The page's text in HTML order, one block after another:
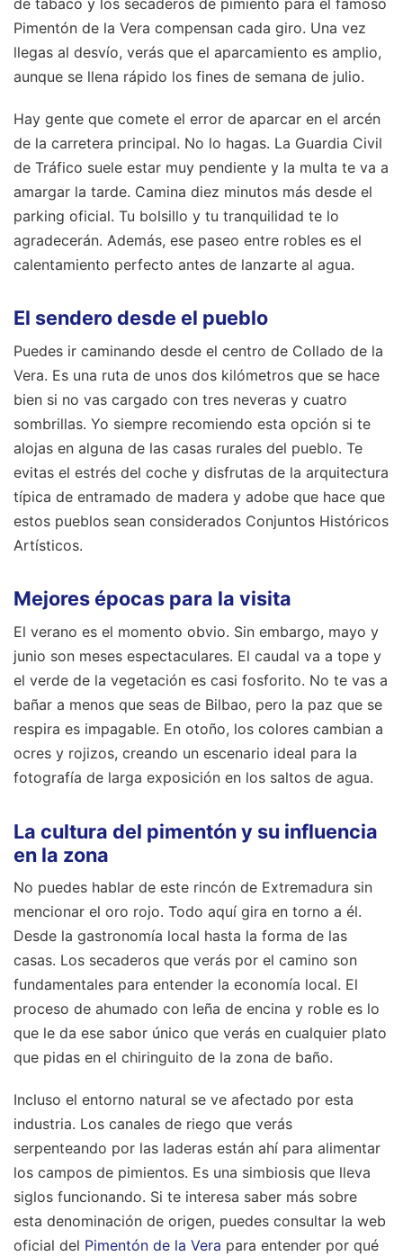
Pimentón de la Vera compensan cada giro. Una vez
llegas al desvío, verás que el aparcamiento es amplio,
aunque se llena rápido los fines de semana de julio.
Hay gente que comete el error de aparcar en el arcén
de la carretera principal. No lo hagas. La Guardia Civil
de Tráfico suele estar muy pendiente y la multa te va a
amargar la tarde. Camina diez minutos más desde el
parking oficial. Tu bolsillo y tu tranquilidad te lo
agradecerán. Además, ese paseo entre robles es el
calentamiento perfecto antes de lanzarte al agua.
El sendero desde el pueblo
Puedes ir caminando desde el centro de Collado de la
Vera. Es una ruta de unos dos kilómetros que se hace
bien si no vas cargado con tres neveras y cuatro
sombrillas. Yo siempre recomiendo esta opción si te
alojas en alguna de las casas rurales del pueblo. Te
evitas el estrés del coche y disfrutas de la arquitectura
típica de entramado de madera y adobe que hace que
estos pueblos sean considerados Conjuntos Históricos
Artísticos.
Mejores épocas para la visita
El verano es el momento obvio. Sin embargo, mayo y
junio son meses espectaculares. El caudal va a tope y
el verde de la vegetación es casi fosforito. No te vas a
bañar a menos que seas de Bilbao, pero la paz que se
respira es impagable. En otoño, los colores cambian a
ocres y rojizos, creando un escenario ideal para la
fotografía de larga exposición en los saltos de agua.
La cultura del pimentón y su influencia
en la zona
No puedes hablar de este rincón de Extremadura sin
mencionar el oro rojo. Todo aquí gira en torno a él.
Desde la gastronomía local hasta la forma de las
casas. Los secaderos que verás por el camino son
fundamentales para entender la economía local. El
proceso de ahumado con leña de encina y roble es lo
que le da ese sabor único que verás en cualquier plato
que pidas en el chiringuito de la zona de baño.
Incluso el entorno natural se ve afectado por esta
industria. Los canales de riego que verás
serpenteando por las laderas están ahí para alimentar
los campos de pimientos. Es una simbiosis que lleva
siglos funcionando. Si te interesa saber más sobre
esta denominación de origen, puedes consultar la web
oficial del Pimentón de la Vera para entender por qué